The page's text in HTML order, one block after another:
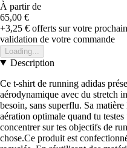
À partir de
65,00 €
+3,25 € offerts sur votre
validation de votre commande
Loading...
Description
Ce t-shirt de running adidas
aérodynamique avec du stretch
besoin, sans superflu. Sa
aération optimale quand tu
concentrer sur tes objectifs de
chose.Ce produit est